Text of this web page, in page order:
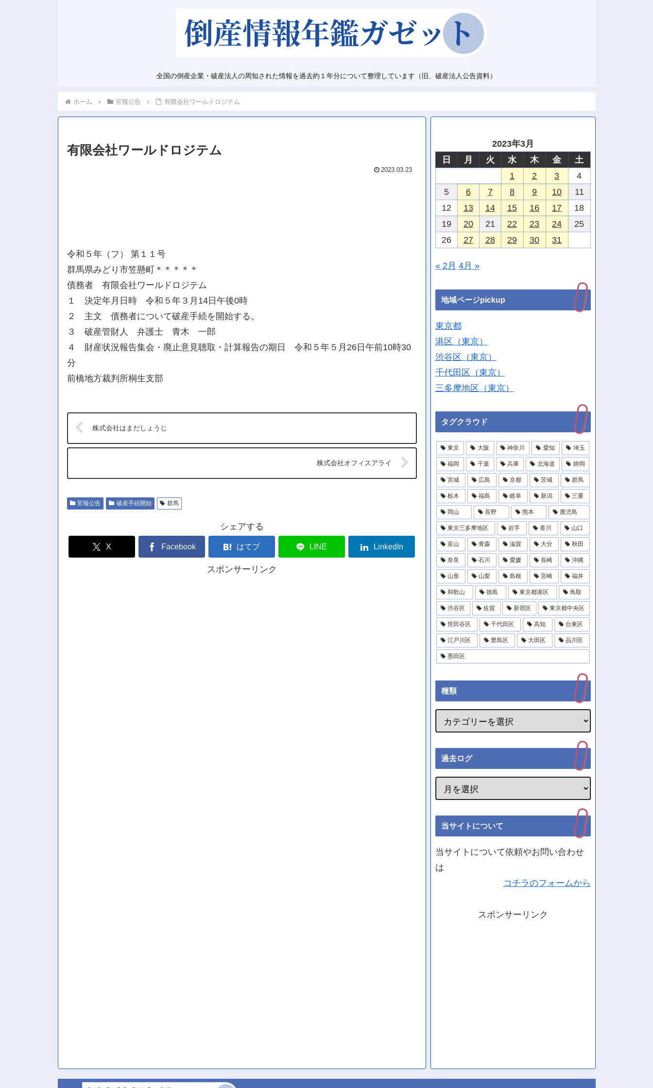
全国の倒産企業・破産法人の周知された情報を過去約１年分について整理しています（旧、破産法人公告資料）
ホーム 官報公告 有限会社ワールドロジテム
有限会社ワールドロジテム
2023.03.23
令和５年（フ） 第１１号
群馬県みどり市笠懸町＊＊＊＊＊
債務者 有限会社ワールドロジテム
１ 決定年月日時 令和５年３月14日午後0時
２ 主文 債務者について破産手続を開始する。
３ 破産管財人 弁護士 青木 一郎
４ 財産状況報告集会・廃止意見聴取・計算報告の期日 令和５年５月26日午前10時30
分
前橋地方裁判所桐生支部
株式会社はまだしょうじ
株式会社オフィスアライ
官報公告 破産手続開始 群馬
シェアする
X Facebook はてブ LINE LinkedIn
スポンサーリンク
2023年3月
日
月 火 水 木 金
土
1
2 3
4
5
6 7 8 9 10
11
12
13 14 15 16 17
18
19
20 21 22 23 24
25
26
27 28 29 30 31
« 2月 4月 »
地域ページpickup
東京都
港区（東京）
渋谷区（東京）
千代田区（東京）
三多摩地区（東京）
タグクラウド
東京 大阪 神奈川 愛知 埼玉
福岡 千葉 兵庫 北海道 静岡
宮城 広島 京都 茨城 群馬
栃木 福島 岐阜 新潟 三重
岡山 長野 熊本 鹿児島
東京三多摩地区 岩手 香川 山口
富山 青森 滋賀 大分 秋田
奈良 石川 愛媛 長崎 沖縄
山形 山梨 島根 宮崎 福井
和歌山 徳島 東京都港区 鳥取
渋谷区 佐賀 新宿区 東京都中央区
世田谷区 千代田区 高知 台東区
江戸川区 豊島区 大田区 品川区
墨田区
種類
過去ログ
当サイトについて
当サイトについて依頼やお問い合わせ
は
コチラのフォームから
スポンサーリンク